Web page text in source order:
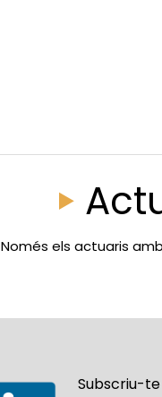
Només els actuaris